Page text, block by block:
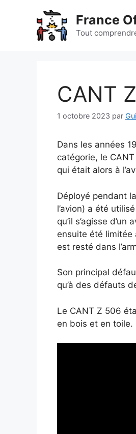
France
Tout
CANT
1 octobre 2023 par
Dans les années
catégorie, le
qui était alors à
Déployé pendant
l’avion) a été
qu’il s’agisse
ensuite été limitée
est resté dans
Son principal
qu’à des défauts
Le CANT Z 506
en bois et en